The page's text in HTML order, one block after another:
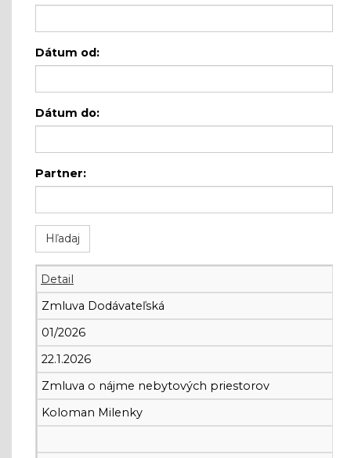
Dátum od:
Dátum do:
Partner:
Detail
Zmluva Dodávateľská
01/2026
22.1.2026
Zmluva o nájme nebytových priestorov
Koloman Milenky